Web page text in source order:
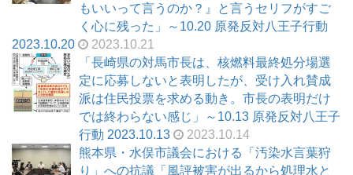
もいいって言うのか？』と言うセリフがすご
く心に残った」～10.20 原発反対八王子行動
2023.10.20
2023.10.21
「長崎県の対馬市長は、核燃料最終処分場選
定に応募しないと表明したが、受け入れ賛成
派は住民投票を求める動き。市長の表明だけ
では終わらない感じ」～10.13 原発反対八王子
行動 2023.10.13
2023.10.14
熊本県・水俣市議会における「汚染水言葉狩
り」への抗議「風評被害が出るから処理水と